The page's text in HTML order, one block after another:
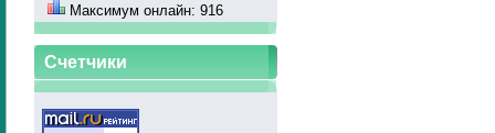
Максимум онлайн: 916
Счетчики